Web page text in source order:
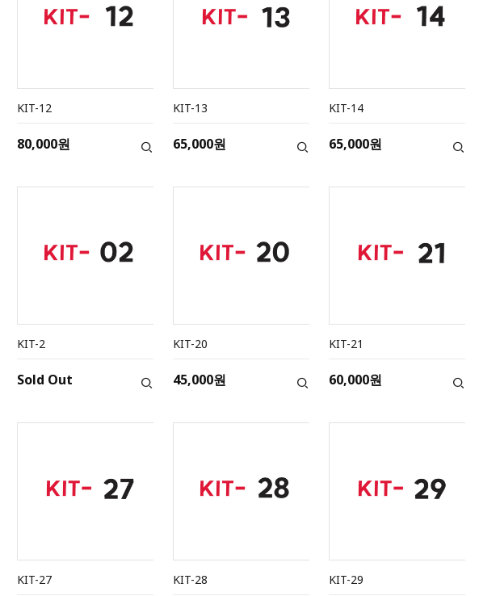
KIT-12
80,000원
KIT-13
65,000원
KIT-14
65,000원
KIT-2
Sold Out
KIT-20
45,000원
KIT-21
60,000원
KIT-27 KIT-28 KIT-29